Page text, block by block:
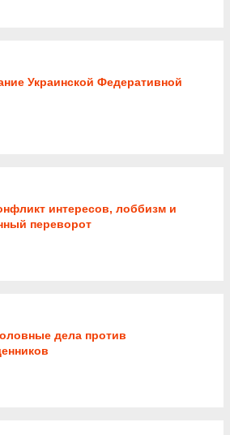
Украинской Федеративной
интересов, лоббизм и
переворот
дела против